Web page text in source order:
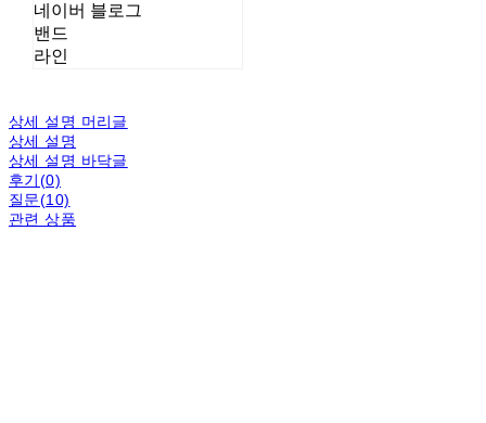
네이버 블로그
밴드
라인
상세 설명 머리글
상세 설명
상세 설명 바닥글
후기(0)
질문(10)
관련 상품